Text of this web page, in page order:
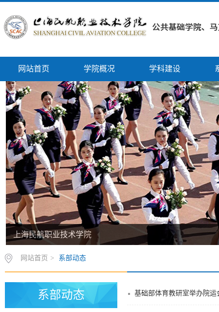
网站首页 学院概况 学科建设
上海民航职业技术学院
网站首页 > 系部动态
系部动态 基础部体育教研室举办院运